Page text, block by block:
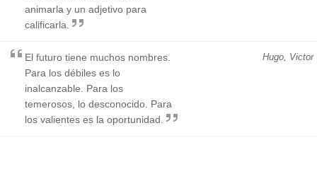
animarla y un adjetivo para
calificarla.
Hugo, Victor
El futuro tiene muchos nombres.
Para los débiles es lo
inalcanzable. Para los
temerosos, lo desconocido. Para
los valientes es la oportunidad.